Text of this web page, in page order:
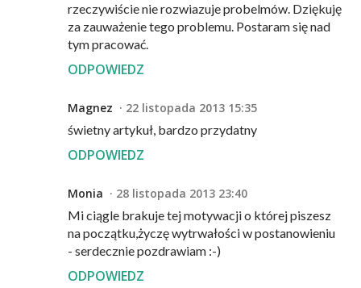
rzeczywiście nie rozwiazuje probelmów. Dziękuję
za zauważenie tego problemu. Postaram się nad
tym pracować.
ODPOWIEDZ
Magnez
22 listopada 2013 15:35
świetny artykuł, bardzo przydatny
ODPOWIEDZ
Monia
28 listopada 2013 23:40
Mi ciągle brakuje tej motywacji o której piszesz
na początku,życzę wytrwałości w postanowieniu
- serdecznie pozdrawiam :-)
ODPOWIEDZ